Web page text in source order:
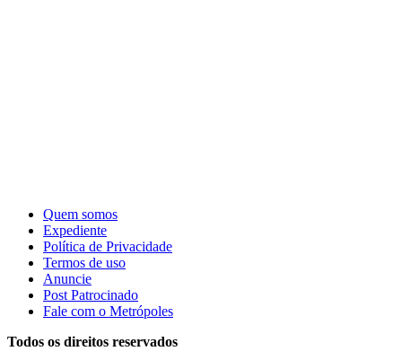
Quem somos
Expediente
Política de Privacidade
Termos de uso
Anuncie
Post Patrocinado
Fale com o Metrópoles
Todos os direitos reservados